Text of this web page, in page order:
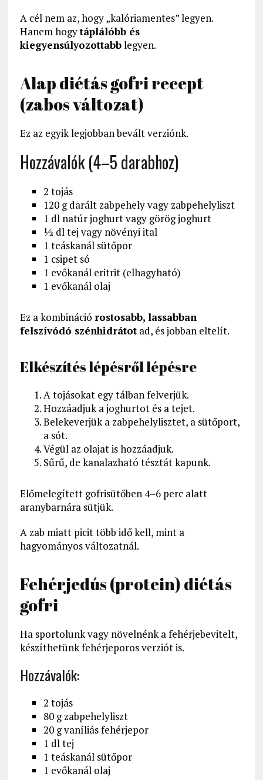
A cél nem az, hogy „kalóriamentes” legyen.
Hanem hogytáplálóbb és
kiegyensúlyozottabblegyen.
Alap diétás gofri recept
(zabos változat)
Ez az egyik legjobban bevált verziónk.
Hozzávalók (4–5 darabhoz)
2 tojás
120 g darált zabpehely vagy zabpehelyliszt
1 dl natúr joghurt vagy görög joghurt
½ dl tej vagy növényi ital
1 teáskanál sütőpor
1 csipet só
1 evőkanál eritrit (elhagyható)
1 evőkanál olaj
Ez a kombináció rostosabb, lassabban
felszívódó szénhidrátotad, és jobban eltelít.
Elkészítés lépésről lépésre
A tojásokat egy tálban felverjük.
Hozzáadjuk a joghurtot és a tejet.
Belekeverjük a zabpehelylisztet, a sütőport,
a sót.
Végül az olajat is hozzáadjuk.
Sűrű, de kanalazható tésztát kapunk.
Előmelegített gofrisütőben 4–6 perc alatt
aranybarnára sütjük.
A zab miatt picit több idő kell, mint a
hagyományos változatnál.
Fehérjedús (protein) diétás
gofri
Ha sportolunk vagy növelnénk a fehérjebevitelt,
készíthetünk fehérjeporos verziót is.
Hozzávalók:
2 tojás
80 g zabpehelyliszt
20 g vaníliás fehérjepor
1 dl tej
1 teáskanál sütőpor
1 evőkanál olaj